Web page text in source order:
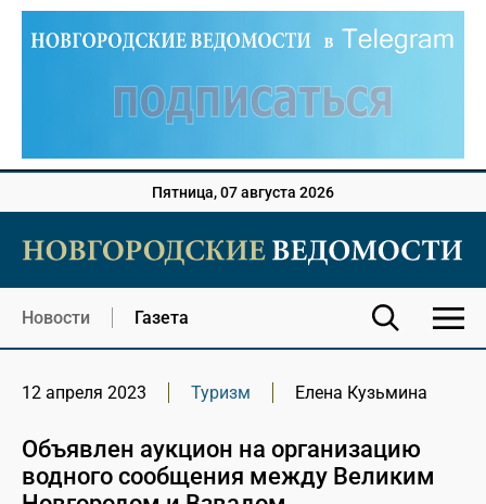
Пятница, 07 августа 2026
Новости Газета
12 апреля 2023 Туризм Елена Кузьмина
Объявлен аукцион на организацию
водного сообщения между Великим